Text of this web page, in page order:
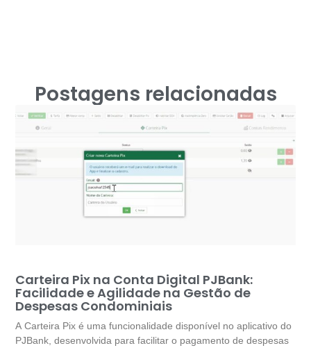
Postagens relacionadas
Carteira Pix na Conta Digital PJBank:
Facilidade e Agilidade na Gestão de
Despesas Condominiais
A Carteira Pix é uma funcionalidade disponível no aplicativo do
PJBank, desenvolvida para facilitar o pagamento de despesas